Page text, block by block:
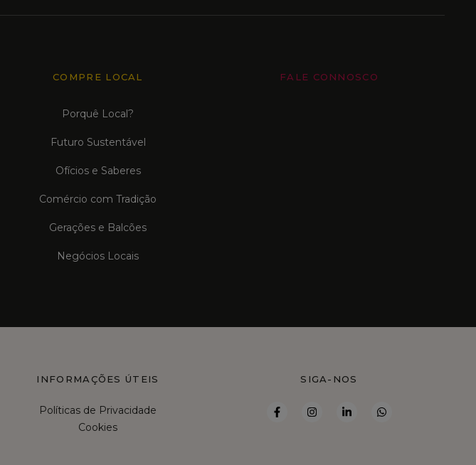
COMPRE LOCAL
Porquê Local?
Futuro Sustentável
Ofícios e Saberes
Comércio com Tradição
Gerações e Balcões
Negócios Locais
FALE CONNOSCO
INFORMAÇÕES ÚTEIS
Políticas de Privacidade
Cookies
SIGA-NOS